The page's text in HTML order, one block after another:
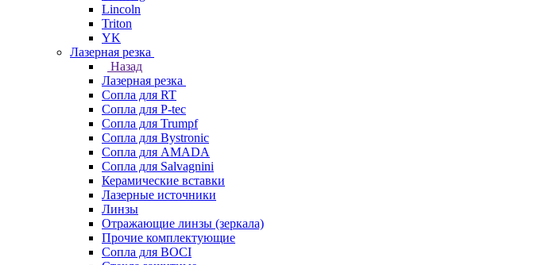
Lincoln
Triton
YK
Лазерная резка
Назад
Лазерная резка
Сопла для RT
Сопла для P-tec
Сопла для Trumpf
Сопла для Bystronic
Сопла для AMADA
Сопла для Salvagnini
Керамические вставки
Лазерные источники
Линзы
Отражающие линзы (зеркала)
Прочие комплектующие
Сопла для BOCI